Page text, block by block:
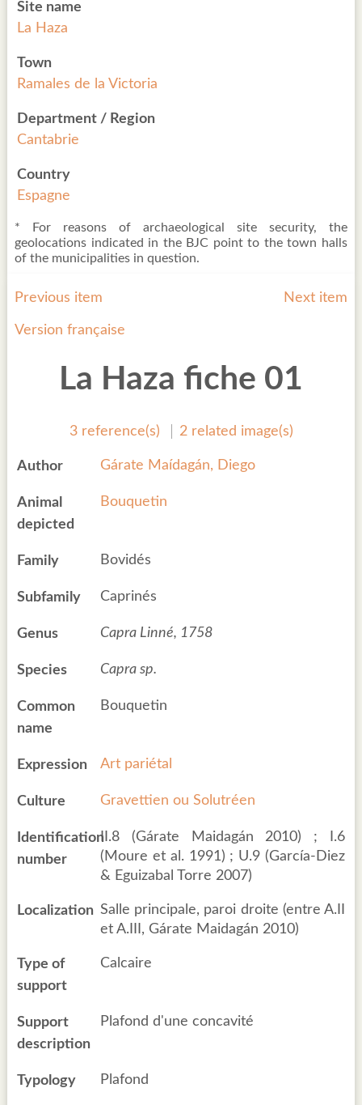
Previous item Next item
Version française
La Haza fiche 01
3 reference(s) 2 related image(s)
Author Gárate Maídagán, Diego
Animal
depicted
Bouquetin
Family Bovidés
Subfamily Caprinés
Genus Capra Linné, 1758
Species Capra sp.
Common
name
Bouquetin
Expression Art pariétal
Culture Gravettien ou Solutréen
Identification
number
II.8 (Gárate Maidagán 2010) ; I.6
(Moure et al. 1991) ; U.9 (García-Diez
& Eguizabal Torre 2007)
Localization Salle principale, paroi droite (entre A.II
et A.III, Gárate Maidagán 2010)
Type of
support
Calcaire
Support
description
Plafond d'une concavité
Typology Plafond
Site name
La Haza
Town
Ramales de la Victoria
Department / Region
Cantabrie
Country
Espagne
* For reasons of archaeological site security, the
geolocations indicated in the BJC point to the town halls
of the municipalities in question.